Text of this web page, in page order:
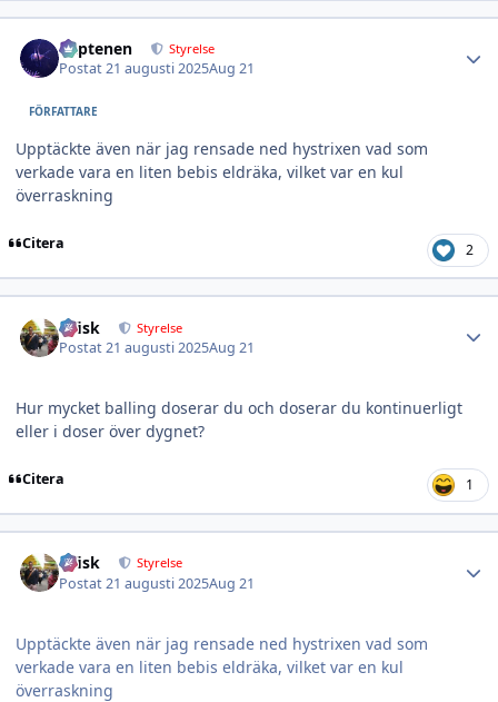
kaptenen Styrelse
Postat21 augusti 2025Aug 21
FÖRFATTARE
Upptäckte även när jag rensade ned hystrixen vad som
verkade vara en liten bebis eldräka, vilket var en kul
överraskning
Citera 2
izfisk Styrelse
Postat21 augusti 2025Aug 21
Hur mycket balling doserar du och doserar du kontinuerligt
eller i doser över dygnet?
Citera 1
izfisk Styrelse
Postat21 augusti 2025Aug 21
Upptäckte även när jag rensade ned hystrixen vad som
verkade vara en liten bebis eldräka, vilket var en kul
överraskning